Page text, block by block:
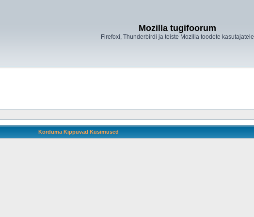
Mozilla tugifoorum
Firefoxi, Thunderbirdi ja teiste Mozilla toodete kasutajatele
Korduma Kippuvad Küsimused